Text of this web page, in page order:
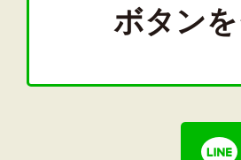
ボタン